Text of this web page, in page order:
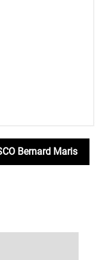
Bernard Maris